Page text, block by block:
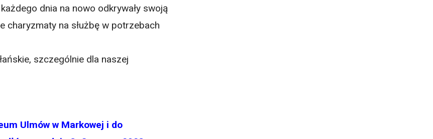
dnia na nowo odkrywały swoją
charyzmaty na służbę w potrzebach
szczególnie dla naszej
Ulmów w Markowej i do